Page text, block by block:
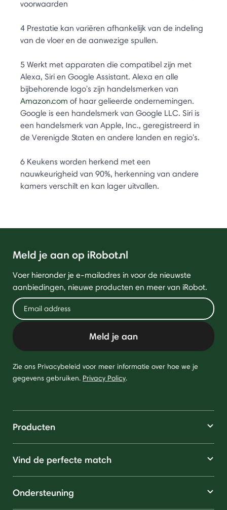
voorwaarden
4 Prestatie kan variëren afhankelijk van de indeling
van de vloer en de aanwezige spullen.
5 Werkt met apparaten die compatibel zijn met
Alexa, Siri en Google Assistant. Alexa en alle
bijbehorende logo's zijn handelsmerken van
Amazon.com of haar gelieerde ondernemingen.
Google is een handelsmerk van Google LLC. Siri is
een handelsmerk van Apple, Inc., geregistreerd in
de Verenigde Staten en andere landen en regio's.
6 Keukens worden herkend met een
nauwkeurigheid van 90%, herkenning van andere
kamers verschilt en kan lager uitvallen.
Meld je aan op iRobot.nl
Voer hieronder je e-mailadres in voor de nieuwste
aanbiedingen, nieuwe producten en meer van iRobot.
Meld je aan
Zie ons Privacybeleid voor meer informatie over hoe we je
gegevens gebruiken. Privacy Policy.
Producten
Vind de perfecte match
Ondersteuning